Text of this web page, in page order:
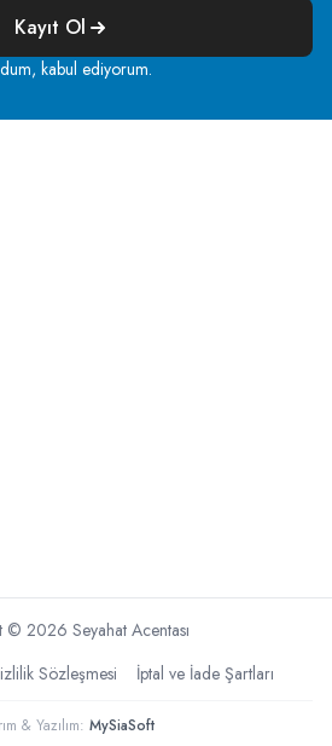
Kayıt Ol
kabul ediyorum.
© 2026 Seyahat Acentası
Sözleşmesi İptal ve İade Şartları
& Yazılım: MySiaSoft